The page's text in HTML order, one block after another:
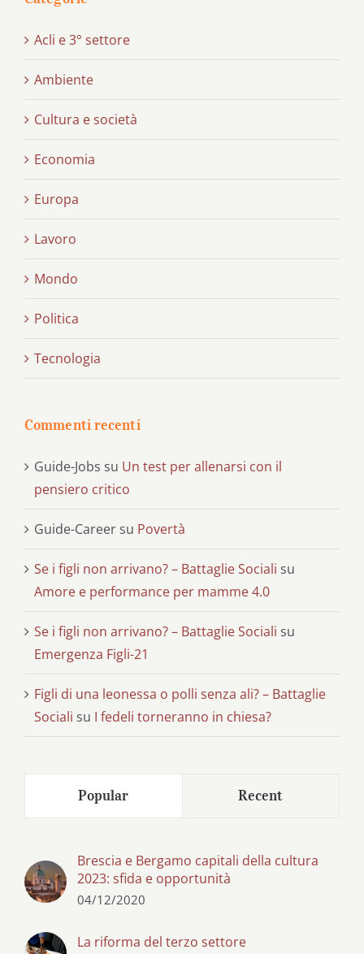
Acli e 3° settore
Ambiente
Cultura e società
Economia
Europa
Lavoro
Mondo
Politica
Tecnologia
Commenti recenti
Guide-Jobs su Un test per allenarsi con il
pensiero critico
Guide-Career su Povertà
Se i figli non arrivano? – Battaglie Sociali su
Amore e performance per mamme 4.0
Se i figli non arrivano? – Battaglie Sociali su
Emergenza Figli-21
Figli di una leonessa o polli senza ali? – Battaglie
Sociali su I fedeli torneranno in chiesa?
Popular Recent
Brescia e Bergamo capitali della cultura
2023: sfida e opportunità
04/12/2020
La riforma del terzo settore